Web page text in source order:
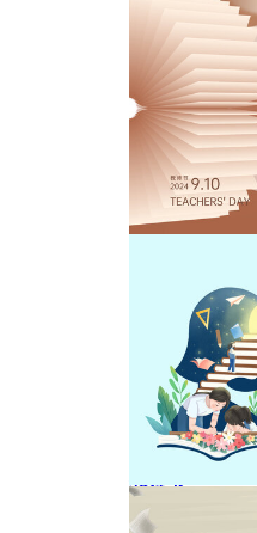
教师节海报